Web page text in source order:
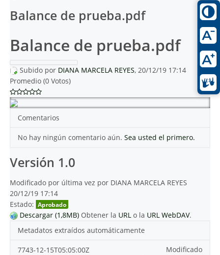
Balance de prueba.pdf
Balance de prueba.pdf
Subido por DIANA MARCELA REYES, 20/12/19 17:14
Promedio (0 Votos)
Comentarios
No hay ningún comentario aún. Sea usted el primero.
Versión 1.0
Modificado por última vez por DIANA MARCELA REYES
20/12/19 17:14
Estado: Aprobado
Descargar (1,8MB) Obtener la URL o la URL WebDAV.
Metadatos extraídos automáticamente
Modificado
7743-12-15T05:05:00Z